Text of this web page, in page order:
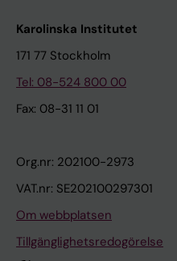
Karolinska Institutet
171 77 Stockholm
Tel: 08-524 800 00
Fax: 08-31 11 01
Org.nr: 202100-2973
VAT.nr: SE202100297301
Om webbplatsen
Tillgänglighetsredogörelse